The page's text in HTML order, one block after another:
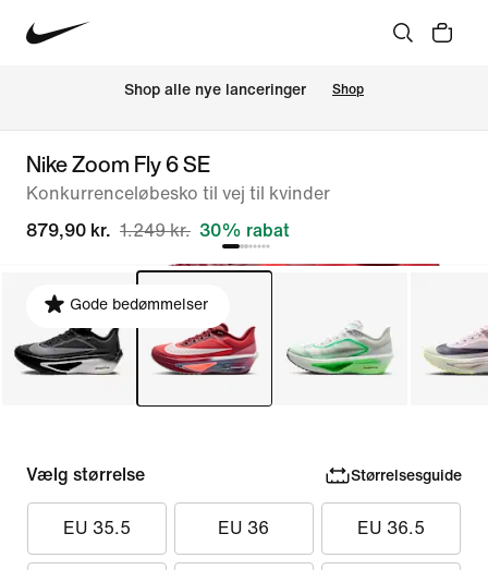
Shop alle nye lanceringer Shop
Nike Zoom Fly 6 SE
Konkurrenceløbesko til vej til kvinder
879,90 kr. 1.249 kr. 30% rabat
Gode bedømmelser
Vælg størrelse Størrelsesguide
EU 35.5 EU 36 EU 36.5